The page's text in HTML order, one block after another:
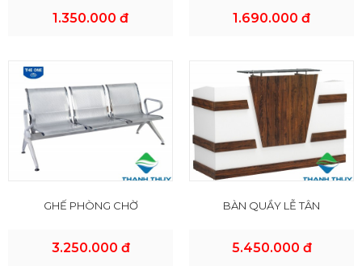
1.350.000 đ 1.690.000 đ
GHẾ PHÒNG CHỜ
3.250.000 đ
BÀN QUẦY LỄ TÂN
5.450.000 đ